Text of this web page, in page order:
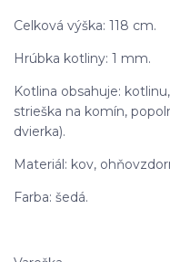
Celková výška: 118 cm.
Hrúbka kotliny: 1 mm.
Kotlina obsahuje:
strieška na komín,
dvierka).
Materiál: kov,
Farba: šedá.